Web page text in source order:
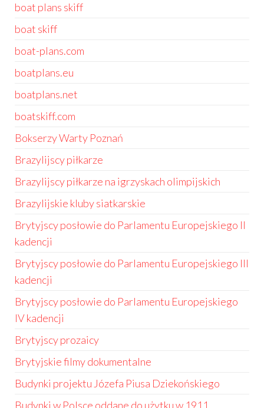
boat plans skiff
boat skiff
boat-plans.com
boatplans.eu
boatplans.net
boatskiff.com
Bokserzy Warty Poznań
Brazylijscy piłkarze
Brazylijscy piłkarze na igrzyskach olimpijskich
Brazylijskie kluby siatkarskie
Brytyjscy posłowie do Parlamentu Europejskiego II
kadencji
Brytyjscy posłowie do Parlamentu Europejskiego III
kadencji
Brytyjscy posłowie do Parlamentu Europejskiego
IV kadencji
Brytyjscy prozaicy
Brytyjskie filmy dokumentalne
Budynki projektu Józefa Piusa Dziekońskiego
Budynki w Polsce oddane do użytku w 1911